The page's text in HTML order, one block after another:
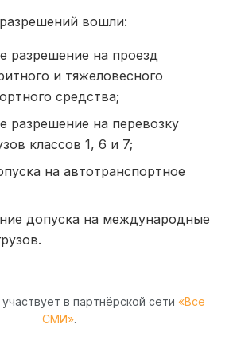
вошли:
разрешение на проезд
и тяжеловесного
средства;
разрешение на перевозку
классов 1, 6 и 7;
на автотранспортное
допуска на международные
в партнёрской сети «Все
СМИ».